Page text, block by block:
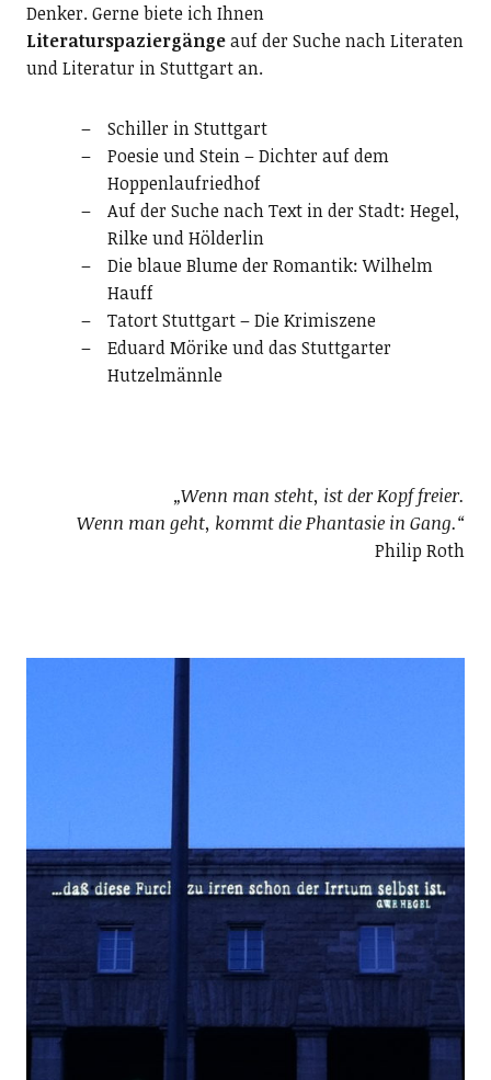
Denker. Gerne biete ich Ihnen
Literaturspaziergängeauf der Suche nach Literaten
und Literatur in Stuttgart an.
Schiller in Stuttgart
Poesie und Stein – Dichter auf dem
Hoppenlaufriedhof
Auf der Suche nach Text in der Stadt: Hegel,
Rilke und Hölderlin
Die blaue Blume der Romantik: Wilhelm
Hauff
Tatort Stuttgart – Die Krimiszene
Eduard Mörike und das Stuttgarter
Hutzelmännle
„Wenn man steht, ist der Kopf freier.
Wenn man geht, kommt die Phantasie in Gang.“
Philip Roth